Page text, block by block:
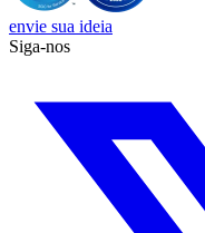
envie sua ideia
Siga-nos